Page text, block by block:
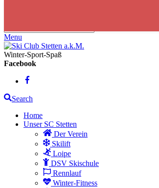
Menu
Winter-Sport-Spaß
Facebook
Search
Home
Unser SC Stetten
Der Verein
Skilift
Loipe
DSV Skischule
Rennlauf
Winter-Fitness